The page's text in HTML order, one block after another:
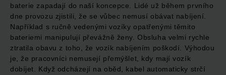
baterie zapadají do naší koncepce. Lidé už během prvního
dne provozu zjistili, že se vůbec nemusí obávat nabíjení.
Například s ručně vedenými vozíky opatřenými těmito
bateriemi manipulují převážně ženy. Obsluha velmi rychle
ztratila obavu z toho, že vozík nabíjením poškodí. Výhodou
je, že pracovníci nemusejí přemýšlet, kdy mají vozík
dobíjet. Když odcházejí na oběd, kabel automaticky strčí